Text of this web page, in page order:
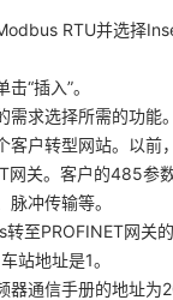
RTU并选择
“插入”。
需求选择所需的功能。
客户转型网站。以
网关。客户的485参
脉冲传输等。
至PROFINET网关
站地址是1。
器通信手册的地址